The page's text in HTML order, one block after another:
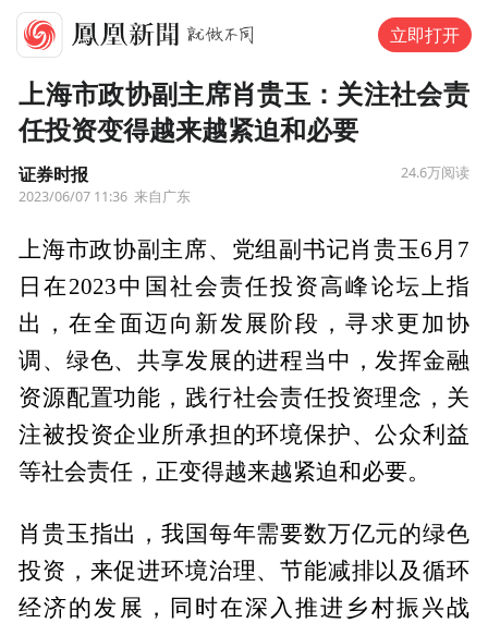
立即打开
上海市政协副主席肖贵玉：关注社会责
任投资变得越来越紧迫和必要
证券时报
2023/06/07 11:36 来自广东
24.6万阅读
上海市政协副主席、党组副书记肖贵玉6月7
日在2023中国社会责任投资高峰论坛上指
出，在全面迈向新发展阶段，寻求更加协
调、绿色、共享发展的进程当中，发挥金融
资源配置功能，践行社会责任投资理念，关
注被投资企业所承担的环境保护、公众利益
等社会责任，正变得越来越紧迫和必要。
肖贵玉指出，我国每年需要数万亿元的绿色
投资，来促进环境治理、节能减排以及循环
经济的发展，同时在深入推进乡村振兴战